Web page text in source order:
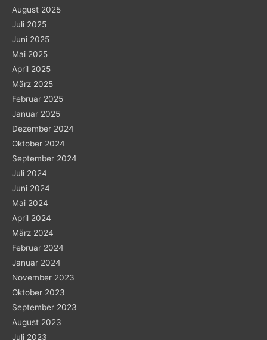
August 2025
Juli 2025
Juni 2025
Mai 2025
April 2025
März 2025
Februar 2025
Januar 2025
Dezember 2024
Oktober 2024
September 2024
Juli 2024
Juni 2024
Mai 2024
April 2024
März 2024
Februar 2024
Januar 2024
November 2023
Oktober 2023
September 2023
August 2023
Juli 2023